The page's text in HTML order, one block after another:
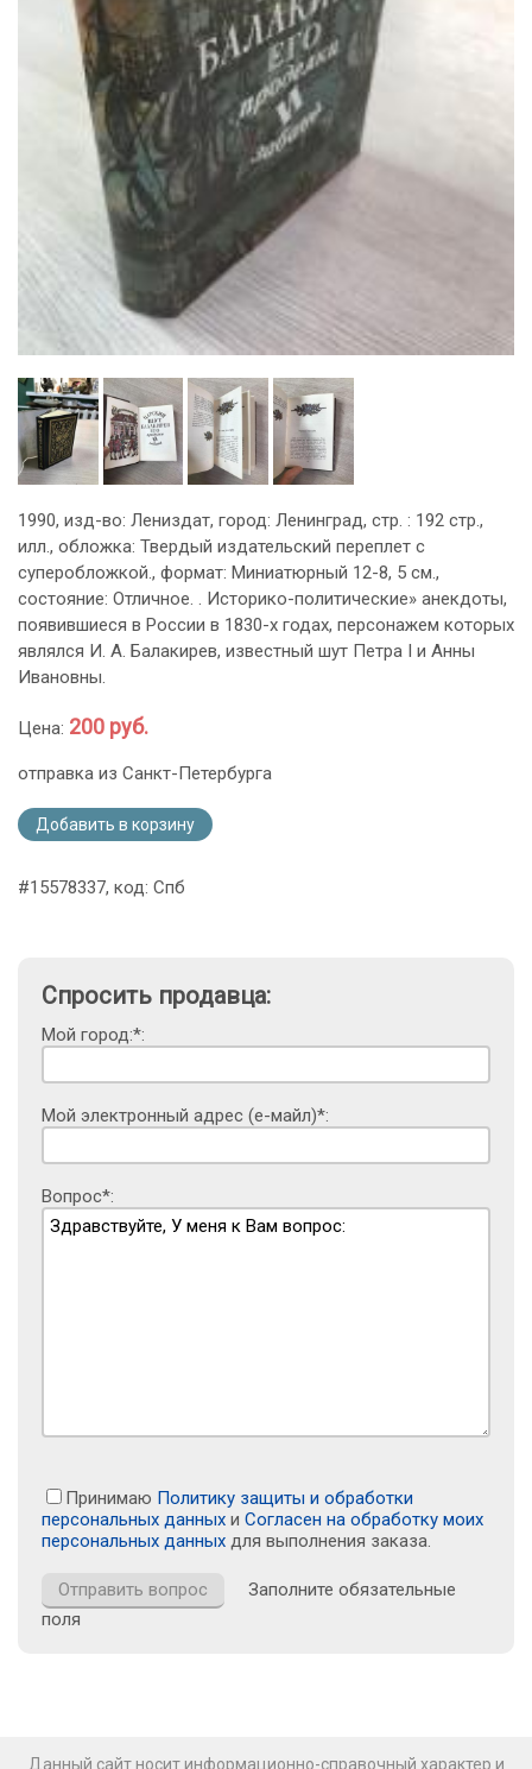
1990, изд-во: Лениздат, город: Ленинград, стр. : 192 стр.,
илл., обложка: Твердый издательский переплет с
суперобложкой., формат: Миниатюрный 12-8, 5 см.,
состояние: Отличное. . Историко-политические» анекдоты,
появившиеся в России в 1830-х годах, персонажем которых
являлся И. А. Балакирев, известный шут Петра I и Анны
Ивановны.
Цена: 200 руб.
отправка из Санкт-Петербурга
Добавить в корзину
#15578337, код: Спб
Спросить продавца:
Мой город:*:
Мой электронный адрес (е-майл)*:
Вопрос*:
Принимаю Политику защиты и обработки
персональных данных и Согласен на обработку моих
персональных данных для выполнения заказа.
Заполните обязательные
поля
Данный сайт носит информационно-справочный характер и